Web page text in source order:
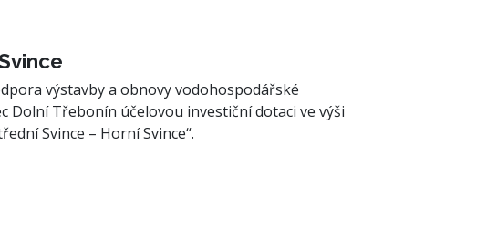
výstavby a obnovy vodohospodářské
Dolní Třebonín účelovou investiční dotaci ve výši
Svince – Horní Svince“.